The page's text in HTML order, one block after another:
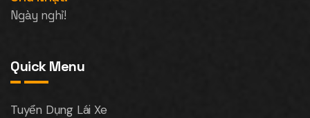
Ngày nghỉ!
Quick Menu
Tuyển Dụng Lái Xe